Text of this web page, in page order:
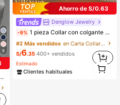
9
Ahorro de S/0.63
Denglow Jewelry
-9% 1 pieza Collar con colgante de 26 letras de acero inoxidable, collar de gargantilla con inicial para mujer, regalo de joyería, no se desvanece
#2 Más vendidos
en Carta Collares De Mujer
S/6.35 400+ vendidos
Estimado
Clientes habituales
1